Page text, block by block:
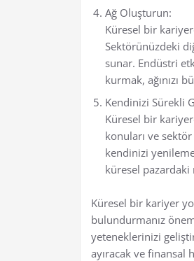
Ağ Oluşturun:
Küresel bir
Sektörünüzdeki
sunar. Endüstri
kurmak, ağınızı
Kendinizi Sürekli
Küresel bir
konuları ve
kendinizi
küresel pazardaki
Küresel bir kariyer
bulundurmanız
yeteneklerinizi
ayıracak ve finansal